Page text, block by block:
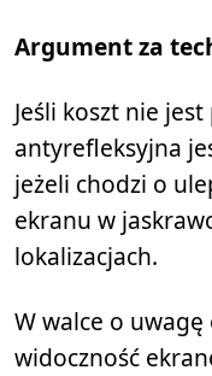
Argument za
Jeśli koszt nie
antyrefleksyjna
jeżeli chodzi o
ekranu w
lokalizacjach.
W walce o
widoczność